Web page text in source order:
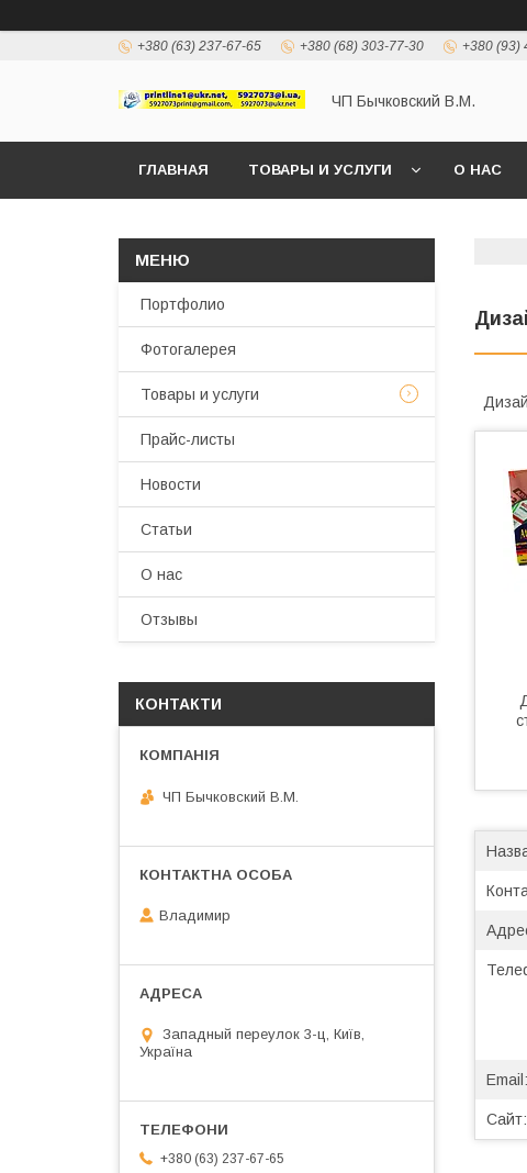
+380 (63) 237-67-65 +380 (68) 303-77-30 +380 (93)
ЧП Бычковский В.М.
ГЛАВНАЯ ТОВАРЫ И УСЛУГИ О НАС
Портфолио
Фотогалерея
Товары и услуги
Прайс-листы
Новости
Статьи
О нас
Отзывы
КОНТАКТИ
ЧП Бычковский В.М.
Владимир
Западный переулок 3-ц, Київ,
Україна
+380 (63) 237-67-65